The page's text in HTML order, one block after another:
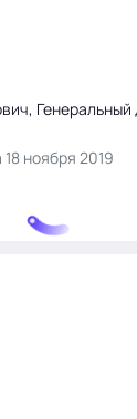
Генеральный
ноября 2019